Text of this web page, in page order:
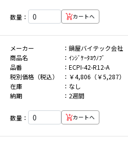
数量： カートへ
メーカー
鍋屋バイテック会社
商品名
ｲﾝｼﾞｹｰﾀﾖｳﾉﾌﾞ
品番
ECPI-42-R12-A
税別価格（税込）
￥4,806（￥5,287）
在庫
なし
納期
2週間
数量： カートへ